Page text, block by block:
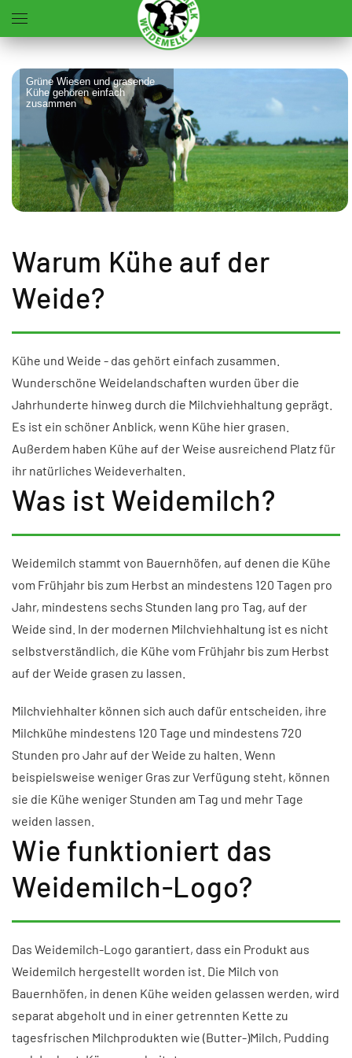
Zum Hauptinhalt springen
Grüne Wiesen und grasende
Kühe gehören einfach
zusammen
Warum Kühe auf der
Weide?
Kühe und Weide - das gehört einfach zusammen.
Wunderschöne Weidelandschaften wurden über die
Jahrhunderte hinweg durch die Milchviehhaltung geprägt.
Es ist ein schöner Anblick, wenn Kühe hier grasen.
Außerdem haben Kühe auf der Weise ausreichend Platz für
ihr natürliches Weideverhalten.
Was ist Weidemilch?
Weidemilch stammt von Bauernhöfen, auf denen die Kühe
vom Frühjahr bis zum Herbst an mindestens 120 Tagen pro
Jahr, mindestens sechs Stunden lang pro Tag, auf der
Weide sind. In der modernen Milchviehhaltung ist es nicht
selbstverständlich, die Kühe vom Frühjahr bis zum Herbst
auf der Weide grasen zu lassen.
Milchviehhalter können sich auch dafür entscheiden, ihre
Milchkühe mindestens 120 Tage und mindestens 720
Stunden pro Jahr auf der Weide zu halten. Wenn
beispielsweise weniger Gras zur Verfügung steht, können
sie die Kühe weniger Stunden am Tag und mehr Tage
weiden lassen.
Wie funktioniert das
Weidemilch-Logo?
Das Weidemilch-Logo garantiert, dass ein Produkt aus
Weidemilch hergestellt worden ist. Die Milch von
Bauernhöfen, in denen Kühe weiden gelassen werden, wird
separat abgeholt und in einer getrennten Kette zu
tagesfrischen Milchprodukten wie (Butter-)Milch, Pudding